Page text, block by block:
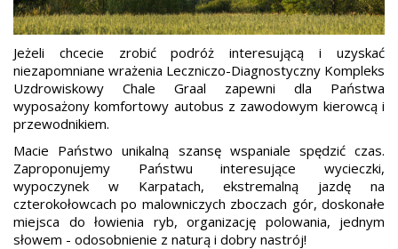
Jeżeli chcecie zrobić podróż interesującą i uzyskać
niezapomniane wrażenia Leczniczo-Diagnostyczny Kompleks
Uzdrowiskowy Chale Graal zapewni dla Państwa
wyposażony komfortowy autobus z zawodowym kierowcą i
przewodnikiem.
Macie Państwo unikalną szansę wspaniale spędzić czas.
Zaproponujemy Państwu interesujące wycieczki,
wypoczynek w Karpatach, ekstremalną jazdę na
czterokołowcach po malowniczych zboczach gór, doskonałe
miejsca do łowienia ryb, organizację polowania, jednym
słowem - odosobnienie z naturą i dobry nastrój!